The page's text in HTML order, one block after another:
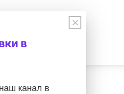
×
в
канал в